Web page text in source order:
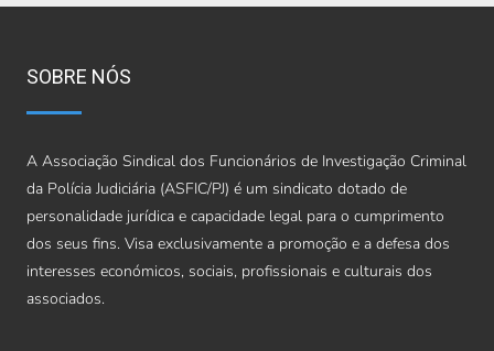
SOBRE NÓS
A Associação Sindical dos Funcionários de Investigação Criminal
da Polícia Judiciária (ASFIC/PJ) é um sindicato dotado de
personalidade jurídica e capacidade legal para o cumprimento
dos seus fins. Visa exclusivamente a promoção e a defesa dos
interesses económicos, sociais, profissionais e culturais dos
associados.